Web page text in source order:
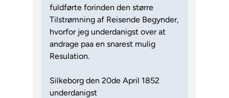
fuldførte forinden den større
Tilstrømning af Reisende Begynder,
hvorfor jeg underdanigst over at
andrage paa en snarest mulig
Resulation.
Silkeborg den 20de April 1852
underdanigst